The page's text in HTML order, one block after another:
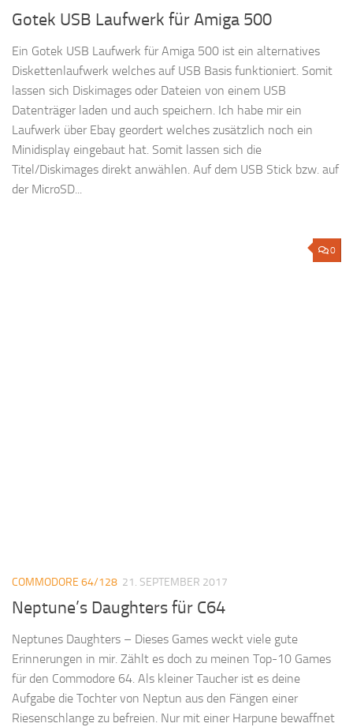
Gotek USB Laufwerk für Amiga 500
Ein Gotek USB Laufwerk für Amiga 500 ist ein alternatives
Diskettenlaufwerk welches auf USB Basis funktioniert. Somit
lassen sich Diskimages oder Dateien von einem USB
Datenträger laden und auch speichern. Ich habe mir ein
Laufwerk über Ebay geordert welches zusätzlich noch ein
Minidisplay eingebaut hat. Somit lassen sich die
Titel/Diskimages direkt anwählen. Auf dem USB Stick bzw. auf
der MicroSD...
0
COMMODORE 64/128 21. SEPTEMBER 2017
Neptune’s Daughters für C64
Neptunes Daughters – Dieses Games weckt viele gute
Erinnerungen in mir. Zählt es doch zu meinen Top-10 Games
für den Commodore 64. Als kleiner Taucher ist es deine
Aufgabe die Tochter von Neptun aus den Fängen einer
Riesenschlange zu befreien. Nur mit einer Harpune bewaffnet